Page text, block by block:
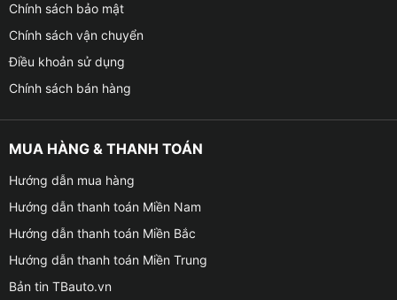
trợ công nghệ kết nối AUX, giúp cho loa Rainbow EL-
C260A dễ dàng kết nối với nhiều thiết bị âm thanh
khác nhau. Điều này mang đến sự linh hoạt trong việc
✤ Dễ dàng lắp đặt trên xe
– Việc lắp đặt loa Rainbow EL-C260A không phức tạp,
phù hợp với nhiều dòng xe trên thị trường hiện nay.
Giúp tiết kiệm không gian và dễ dàng tích hợp vào nội
thất xe mà không ảnh hưởng đến thẩm mỹ của xe.
Chính sách bảo mật
Chính sách vận chuyển
Điều khoản sử dụng
Chính sách bán hàng
MUA HÀNG & THANH TOÁN
Hướng dẫn mua hàng
Hướng dẫn thanh toán Miền Nam
Hướng dẫn thanh toán Miền Bắc
Hướng dẫn thanh toán Miền Trung
Bản tin TBauto.vn